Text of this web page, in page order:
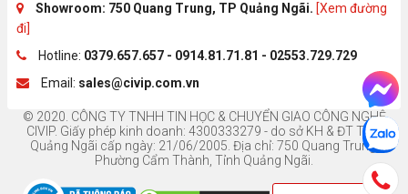
Showroom: 750 Quang Trung, TP Quảng Ngãi. [Xem đường
đi]
Hotline: 0379.657.657 - 0914.81.71.81 - 02553.729.729
Email: sales@civip.com.vn
© 2020. CÔNG TY TNHH TIN HỌC & CHUYỂN GIAO CÔNG NGHỆ
CIVIP. Giấy phép kinh doanh: 4300333279 - do sở KH & ĐT Tỉnh
Quảng Ngãi cấp ngày: 21/06/2005. Địa chỉ: 750 Quang Trung,
Phường Cẩm Thành, Tỉnh Quảng Ngãi.